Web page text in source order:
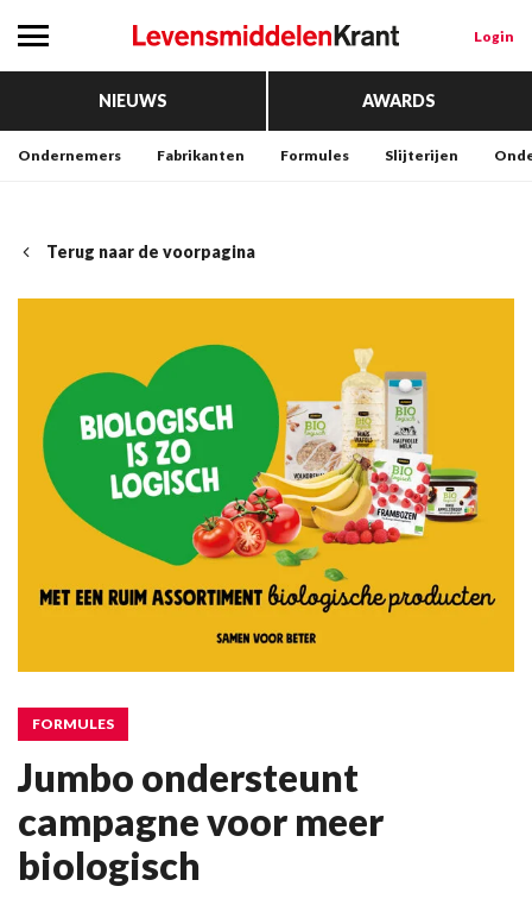
Login
NIEUWS AWARDS
Ondernemers Fabrikanten Formules Slijterijen
Terug naar de voorpagina
FORMULES
Jumbo ondersteunt
campagne voor meer
biologisch